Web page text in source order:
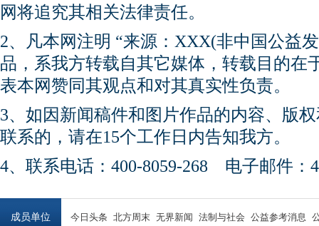
网将追究其相关法律责任。
2、凡本网注明 “来源：XXX(非中国公益
品，系我方转载自其它媒体，转载目的在
表本网赞同其观点和对其真实性负责。
3、如因新闻稿件和图片作品的内容、版
联系的，请在15个工作日内告知我方。
4、联系电话：400-8059-268 电子邮件：
成员单位 今日头条 北方周末 无界新闻 法制与社会 公益参考消息